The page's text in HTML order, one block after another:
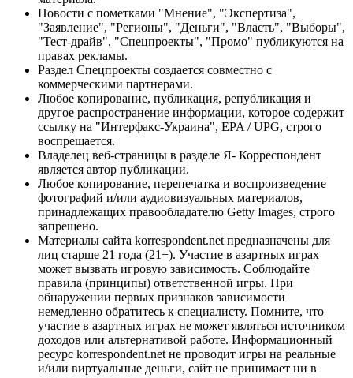
Новости с пометками "Мнение", "Экспертиза",
"Заявление", "Регионы", "Деньги", "Власть", "Выборы",
"Тест-драйв", "Спецпроекты", "Промо" публикуются на
правах рекламы.
Раздел Спецпроекты создается совместно с
коммерческими партнерами.
Любое копирование, публикация, републикация и
другое распространение информации, которое содержит
ссылку на "Интерфакс-Украина", EPA / UPG, строго
воспрещается.
Владелец веб-страницы в разделе Я- Корреспондент
является автор публикации.
Любое копирование, перепечатка и воспроизведение
фотографий и/или аудиовизуальных материалов,
принадлежащих правообладателю Getty Images, строго
запрещено.
Материалы сайта korrespondent.net предназначены для
лиц старше 21 года (21+). Участие в азартных играх
может вызвать игровую зависимость. Соблюдайте
правила (принципы) ответственной игры. При
обнаружении первых признаков зависимости
немедленно обратитесь к специалисту. Помните, что
участие в азартных играх не может являться источником
доходов или альтернативой работе. Информационный
ресурс korrespondent.net не проводит игры на реальные
и/или виртуальные деньги, сайт не принимает ни в